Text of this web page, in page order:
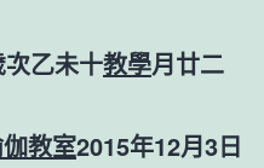
乙未十教學月廿二
教室2015年12月3日